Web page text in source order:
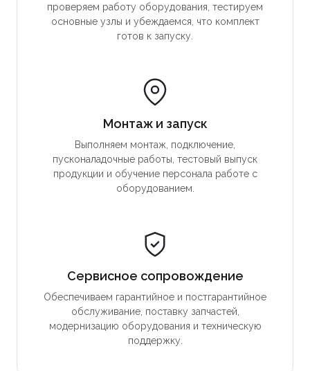
проверяем работу оборудования, тестируем
основные узлы и убеждаемся, что комплект
готов к запуску.
Монтаж и запуск
Выполняем монтаж, подключение,
пусконаладочные работы, тестовый выпуск
продукции и обучение персонала работе с
оборудованием.
Сервисное сопровождение
Обеспечиваем гарантийное и постгарантийное
обслуживание, поставку запчастей,
модернизацию оборудования и техническую
поддержку.